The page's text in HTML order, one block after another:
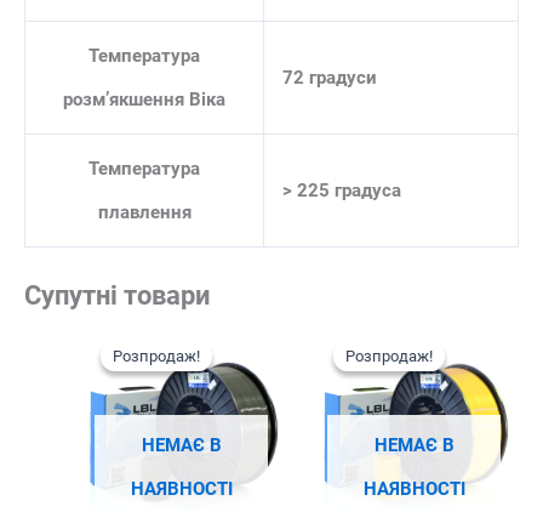
Температура
розм’якшення Віка
72 градуси
Температура
плавлення
> 225 градуса
Супутні товари
Розпродаж!
НЕМАЄ В
НАЯВНОСТІ
Розпродаж! Розпродаж!
НЕМАЄ В
НАЯВНОСТІ
Розпродаж!